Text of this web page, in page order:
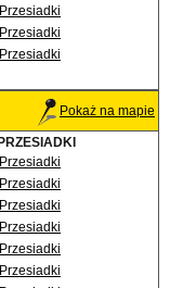
Przesiadki
Przesiadki
Przesiadki
Pokaż na mapie
PRZESIADKI
Przesiadki
Przesiadki
Przesiadki
Przesiadki
Przesiadki
Przesiadki